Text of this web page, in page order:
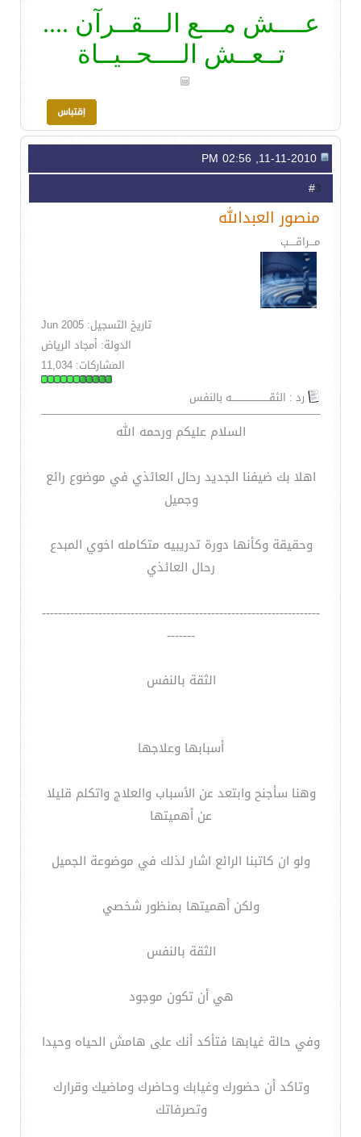
عــــش مـــع الـــقــرآن ....
تــعــش الــــحــيــاة
3
منصور العبدالله
مـــراقــــب
تاريخ التسجيل: Jun 2005
الدولة: أمجاد الرياض
المشاركات: 11,034
رد : الثقـــــــــــــــــــــــه بالنفس
السلام عليكم ورحمه الله
اهلا بك ضيفنا الجديد رحال العائذي في موضوع رائع
وجميل
وحقيقة وكأنها دورة تدريبيه متكامله اخوي المبدع
رحال العائذي
---------------------------------------------------------------------
-------
الثقة بالنفس
أسبابها وعلاجها
وهنا سأجنح وابتعد عن الأسباب والعلاج واتكلم قليلا
عن أهميتها
ولو ان كاتبنا الرائع اشار لذلك في موضوعة الجميل
ولكن أهميتها بمنظور شخصي
الثقة بالنفس
هي أن تكون موجود
وفي حالة غيابها فتأكد أنك على هامش الحياه وحيدا
وتاكد أن حضورك وغيابك وحاضرك وماضيك وقرارك
وتصرفاتك